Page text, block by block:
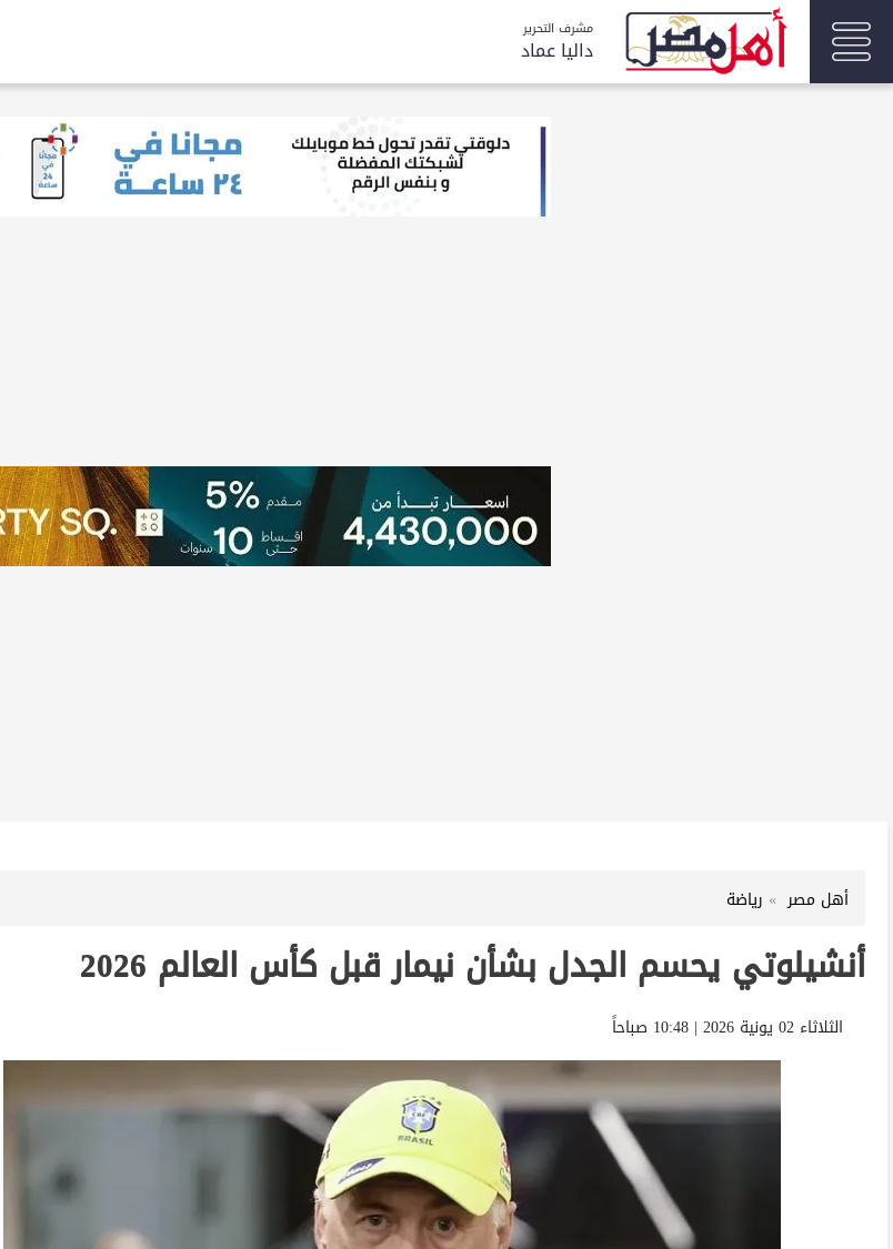
مشرف التحرير
داليا عماد
أهل مصر رياضة
أنشيلوتي يحسم الجدل بشأن نيمار قبل كأس العالم 2026
الثلاثاء 02 يونية 2026 | 10:48 صباحاً